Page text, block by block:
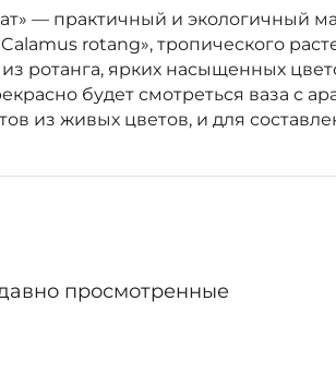
— практичный и
rotang», тропического
ротанга, ярких насыщенных
будет смотреться ваза с
из живых цветов, и для
просмотренные